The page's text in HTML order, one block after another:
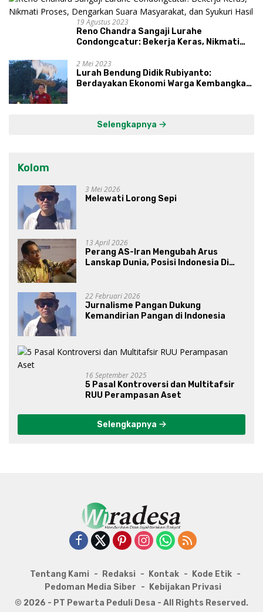
19 Agustus 2023
Reno Chandra Sangaji Lurahe
Condongcatur: Bekerja Keras, Nikmati
dan Syukuri Hasil
2 Mei 2023
Lurah Bendung Didik Rubiyanto:
Berdayakan Ekonomi Warga Kembangkan
Selengkapnya
Kolom
3 Mei 2026
Melewati Lorong Sepi
13 April 2026
Perang AS-Iran Mengubah Arus
Lanskap Dunia, Posisi Indonesia Di
22 Februari 2026
Jurnalisme Pangan Dukung
Kemandirian Pangan di Indonesia
16 September 2025
5 Pasal Kontroversi dan Multitafsir
RUU Perampasan Aset
Selengkapnya
Tentang Kami Redaksi Kontak
Kode Etik
Pedoman Media Siber
Kebijakan Privasi
© 2026 - PT Pewarta Peduli Desa - All Rights Reserved.